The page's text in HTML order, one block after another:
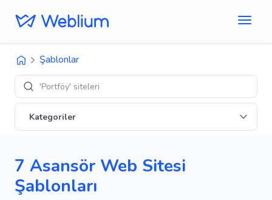
Şablonlar
'E-tica
Kategoriler
7 Asansör Web Sitesi
Şablonları